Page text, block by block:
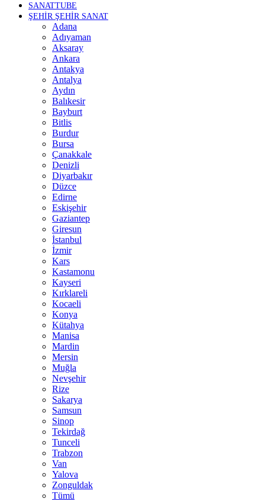
SANATTUBE
ŞEHİR ŞEHİR SANAT
Adana
Adıyaman
Aksaray
Ankara
Antakya
Antalya
Aydın
Balıkesir
Bayburt
Bitlis
Burdur
Bursa
Çanakkale
Denizli
Diyarbakır
Düzce
Edirne
Eskişehir
Gaziantep
Giresun
İstanbul
İzmir
Kars
Kastamonu
Kayseri
Kırklareli
Kocaeli
Konya
Kütahya
Manisa
Mardin
Mersin
Muğla
Nevşehir
Rize
Sakarya
Samsun
Sinop
Tekirdağ
Tunceli
Trabzon
Van
Yalova
Zonguldak
Tümü